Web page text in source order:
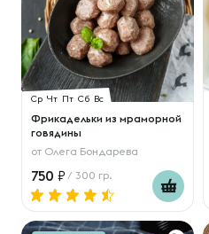
Ср Чт Пт Сб Вс
Фрикадельки из мраморной
говядины
от Олега Бондарева
750 / 300 гр.